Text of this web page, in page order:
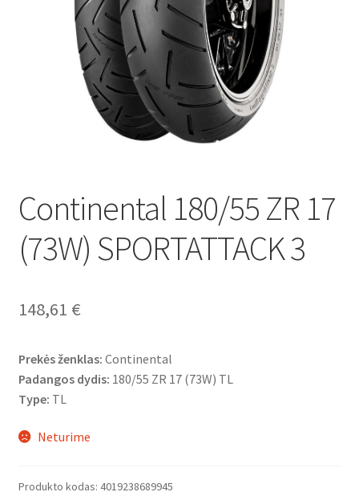
Continental 180/55 ZR 17
(73W) SPORTATTACK 3
148,61 €
Prekės ženklas: Continental
Padangos dydis: 180/55 ZR 17 (73W) TL
Type: TL
Neturime
Produkto kodas: 4019238689945